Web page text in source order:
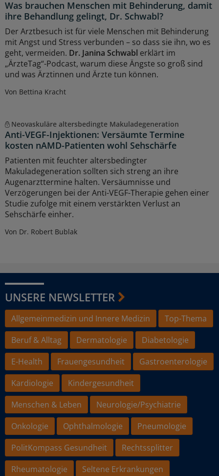
Was brauchen Menschen mit Behinderung, damit
ihre Behandlung gelingt, Dr. Schwabl?
Der Arztbesuch ist für viele Menschen mit Behinderung
mit Angst und Stress verbunden – so dass sie ihn, wo es
geht, vermeiden. Dr. Janina Schwabl erklärt im
„ÄrzteTag“-Podcast, warum diese Ängste so groß sind
und was Ärztinnen und Ärzte tun können.
Von Bettina Kracht
Neovaskuläre altersbedingte Makuladegeneration
Anti-VEGF-Injektionen: Versäumte Termine
kosten nAMD-Patienten wohl Sehschärfe
Patienten mit feuchter altersbedingter
Makuladegeneration sollten sich streng an ihre
Augenarzttermine halten. Versäumnisse und
Verzögerungen bei der Anti-VEGF-Therapie gehen einer
Studie zufolge mit einem verstärkten Verlust an
Sehschärfe einher.
Von Dr. Robert Bublak
UNSERE NEWSLETTER
Allgemeinmedizin und Innere Medizin
Top-Thema
Beruf & Alltag
Dermatologie
Diabetologie
E-Health
Frauengesundheit
Gastroenterologie
Kardiologie
Kindergesundheit
Menschen & Leben
Neurologie/Psychiatrie
Onkologie
Ophthalmologie
Pneumologie
PolitKompass Gesundheit
Rechtssplitter
Rheumatologie
Seltene Erkrankungen